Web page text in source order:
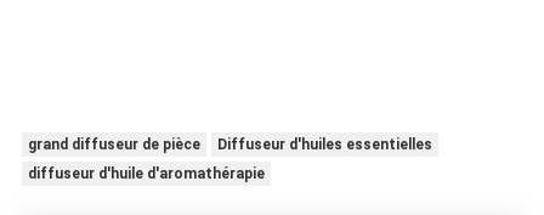
grand diffuseur de pièce
Diffuseur d'huiles essentielles
diffuseur d'huile d'aromathérapie